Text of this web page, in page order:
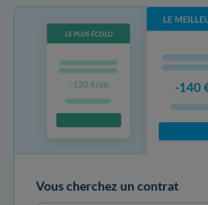
Vous cherchez un contrat